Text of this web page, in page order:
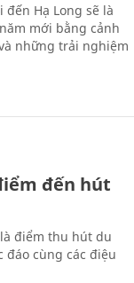
đến Hạ Long sẽ là
mới bằng cảnh
những trải nghiệm
đến hút
điểm thu hút du
cùng các điệu